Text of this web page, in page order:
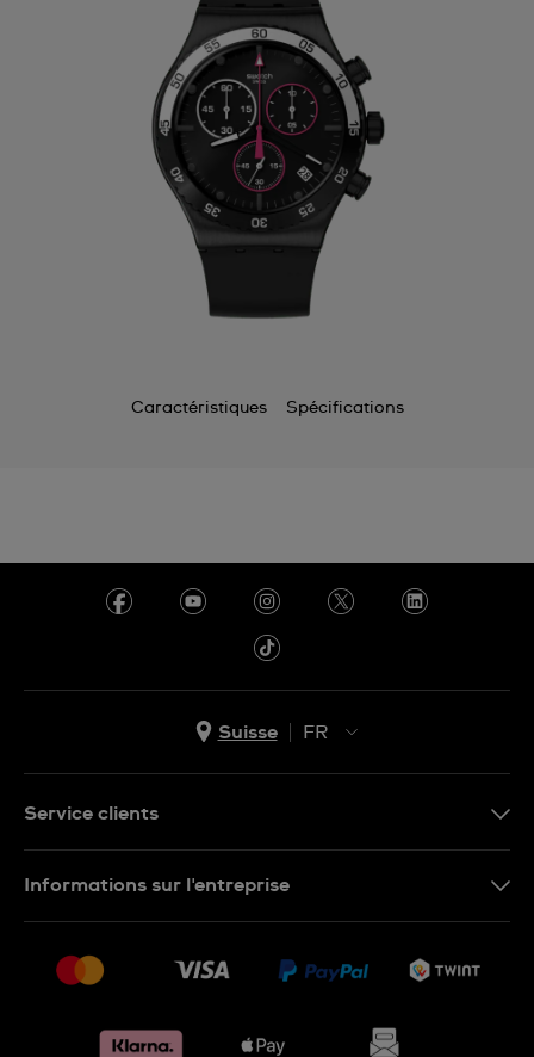
Caractéristiques Spécifications
Suisse
FR
IT
Service clients
Retours
Conditions de vente
Informations sur l'entreprise
Jobs